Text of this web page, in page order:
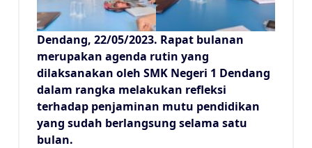
Dendang, 22/05/2023. Rapat bulanan
merupakan agenda rutin yang
dilaksanakan oleh SMK Negeri 1 Dendang
dalam rangka melakukan refleksi
terhadap penjaminan mutu pendidikan
yang sudah berlangsung selama satu
bulan.